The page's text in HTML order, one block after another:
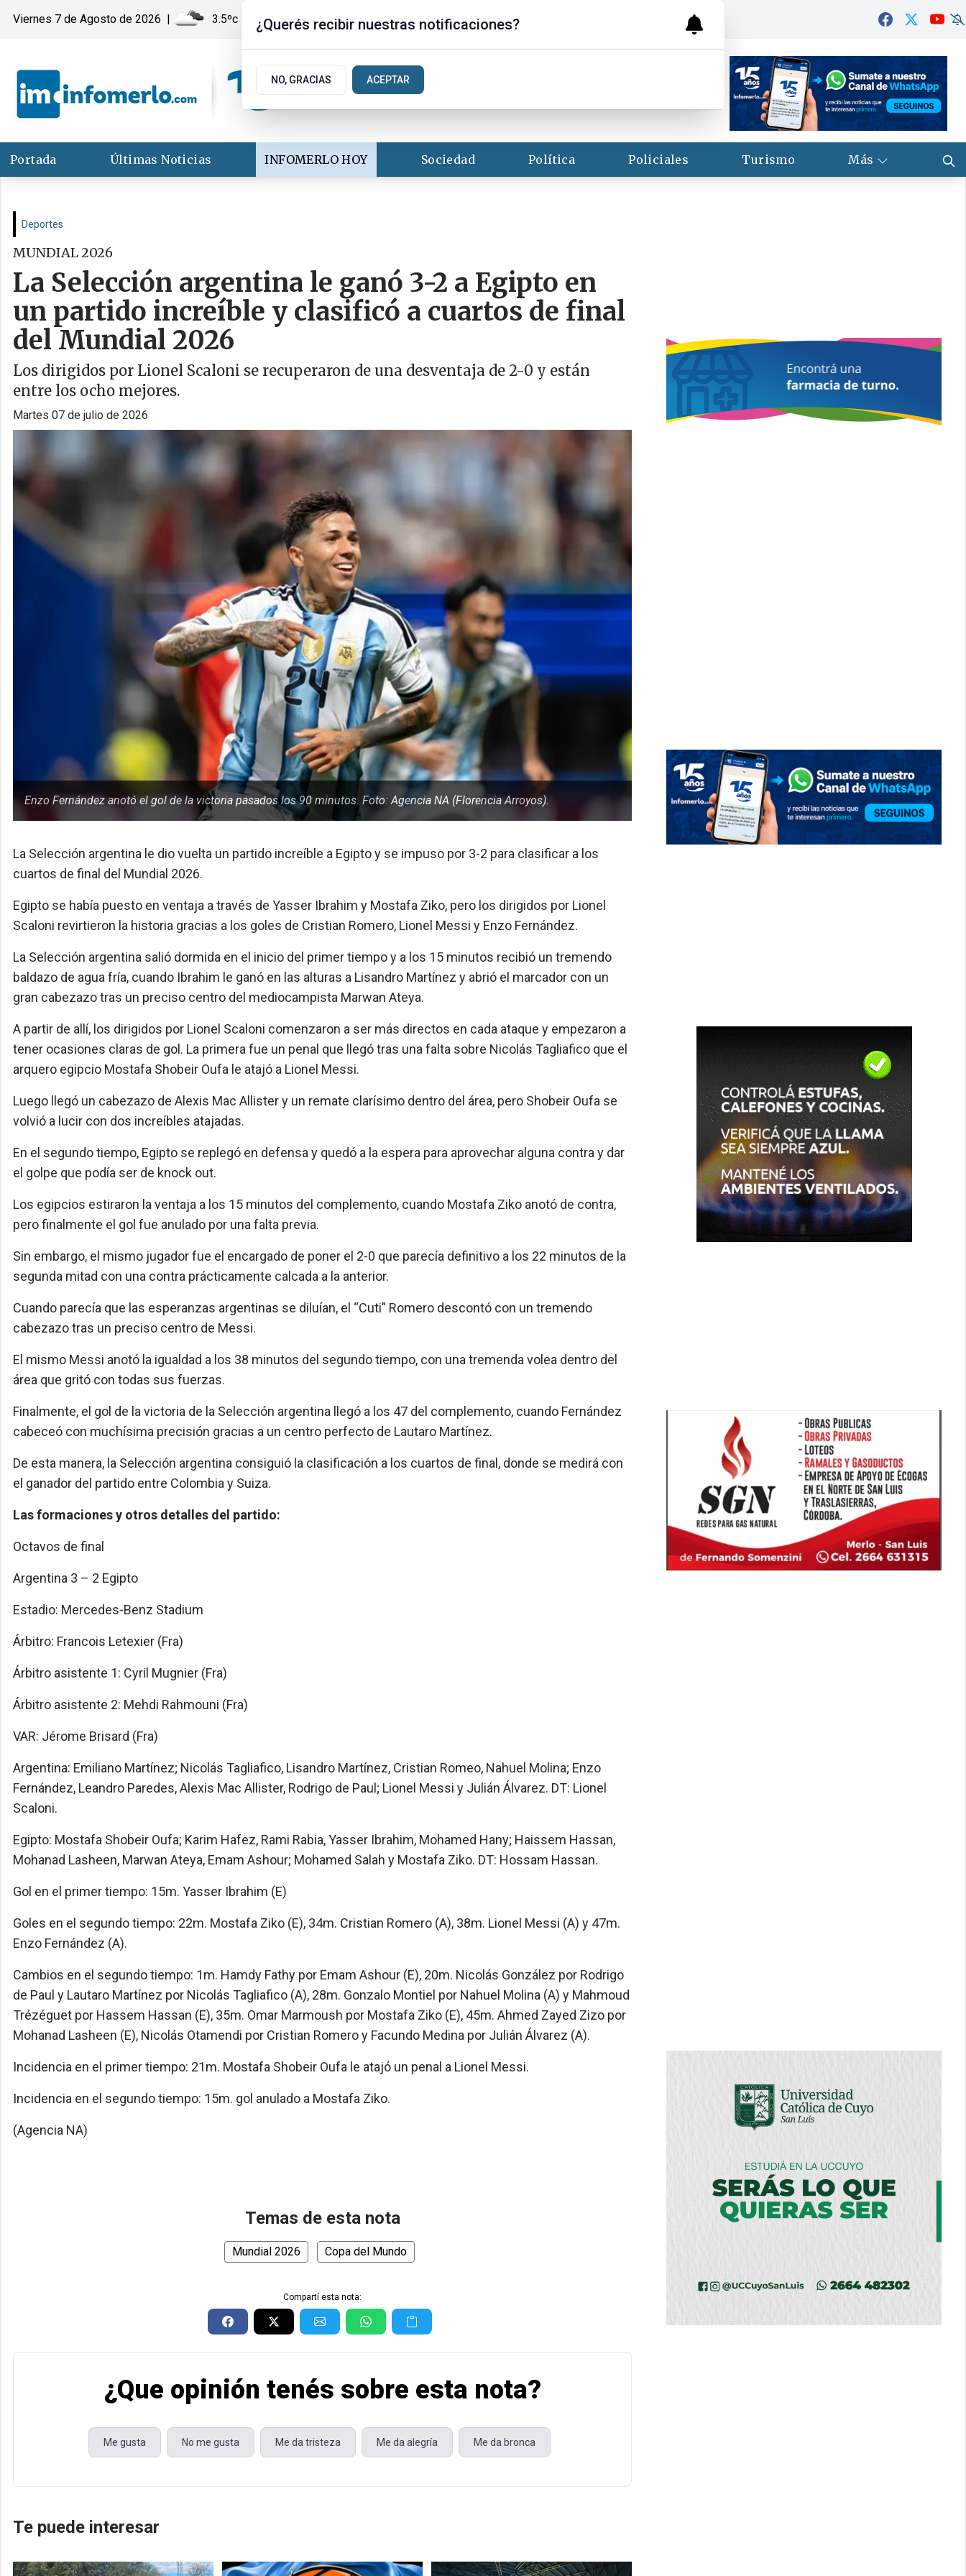
Viernes 7 de Agosto de 2026 | 3.5ºc | Merlo, San Luis
Portada Últimas Noticias INFOMERLO HOY Sociedad Política Policiales Turismo Más
Deportes
MUNDIAL 2026
La Selección argentina le ganó 3-2 a Egipto en
un partido increíble y clasificó a cuartos de final
del Mundial 2026
Los dirigidos por Lionel Scaloni se recuperaron de una desventaja de 2-0 y están
entre los ocho mejores.
martes 07 de julio de 2026
Enzo Fernández anotó el gol de la victoria pasados los 90 minutos. Foto: Agencia NA (Florencia Arroyos).
La Selección argentina le dio vuelta un partido increíble a Egipto y se impuso por 3-2 para clasificar a los
cuartos de final del Mundial 2026.
Egipto se había puesto en ventaja a través de Yasser Ibrahim y Mostafa Ziko, pero los dirigidos por Lionel
Scaloni revirtieron la historia gracias a los goles de Cristian Romero, Lionel Messi y Enzo Fernández.
La Selección argentina salió dormida en el inicio del primer tiempo y a los 15 minutos recibió un tremendo
baldazo de agua fría, cuando Ibrahim le ganó en las alturas a Lisandro Martínez y abrió el marcador con un
gran cabezazo tras un preciso centro del mediocampista Marwan Ateya.
A partir de allí, los dirigidos por Lionel Scaloni comenzaron a ser más directos en cada ataque y empezaron a
tener ocasiones claras de gol. La primera fue un penal que llegó tras una falta sobre Nicolás Tagliafico que el
arquero egipcio Mostafa Shobeir Oufa le atajó a Lionel Messi.
Luego llegó un cabezazo de Alexis Mac Allister y un remate clarísimo dentro del área, pero Shobeir Oufa se
volvió a lucir con dos increíbles atajadas.
En el segundo tiempo, Egipto se replegó en defensa y quedó a la espera para aprovechar alguna contra y dar
el golpe que podía ser de knock out.
Los egipcios estiraron la ventaja a los 15 minutos del complemento, cuando Mostafa Ziko anotó de contra,
pero finalmente el gol fue anulado por una falta previa.
Sin embargo, el mismo jugador fue el encargado de poner el 2-0 que parecía definitivo a los 22 minutos de la
segunda mitad con una contra prácticamente calcada a la anterior.
Cuando parecía que las esperanzas argentinas se diluían, el “Cuti” Romero descontó con un tremendo
cabezazo tras un preciso centro de Messi.
El mismo Messi anotó la igualdad a los 38 minutos del segundo tiempo, con una tremenda volea dentro del
área que gritó con todas sus fuerzas.
Finalmente, el gol de la victoria de la Selección argentina llegó a los 47 del complemento, cuando Fernández
cabeceó con muchísima precisión gracias a un centro perfecto de Lautaro Martínez.
De esta manera, la Selección argentina consiguió la clasificación a los cuartos de final, donde se medirá con
el ganador del partido entre Colombia y Suiza.
Las formaciones y otros detalles del partido:
Octavos de final
Argentina 3 – 2 Egipto
Estadio: Mercedes-Benz Stadium
Árbitro: Francois Letexier (Fra)
Árbitro asistente 1: Cyril Mugnier (Fra)
Árbitro asistente 2: Mehdi Rahmouni (Fra)
VAR: Jérome Brisard (Fra)
Argentina: Emiliano Martínez; Nicolás Tagliafico, Lisandro Martínez, Cristian Romeo, Nahuel Molina; Enzo
Fernández, Leandro Paredes, Alexis Mac Allister, Rodrigo de Paul; Lionel Messi y Julián Álvarez. DT: Lionel
Scaloni.
Egipto: Mostafa Shobeir Oufa; Karim Hafez, Rami Rabia, Yasser Ibrahim, Mohamed Hany; Haissem Hassan,
Mohanad Lasheen, Marwan Ateya, Emam Ashour; Mohamed Salah y Mostafa Ziko. DT: Hossam Hassan.
Gol en el primer tiempo: 15m. Yasser Ibrahim (E)
Goles en el segundo tiempo: 22m. Mostafa Ziko (E), 34m. Cristian Romero (A), 38m. Lionel Messi (A) y 47m.
Enzo Fernández (A).
Cambios en el segundo tiempo: 1m. Hamdy Fathy por Emam Ashour (E), 20m. Nicolás González por Rodrigo
de Paul y Lautaro Martínez por Nicolás Tagliafico (A), 28m. Gonzalo Montiel por Nahuel Molina (A) y Mahmoud
Trézéguet por Hassem Hassan (E), 35m. Omar Marmoush por Mostafa Ziko (E), 45m. Ahmed Zayed Zizo por
Mohanad Lasheen (E), Nicolás Otamendi por Cristian Romero y Facundo Medina por Julián Álvarez (A).
Incidencia en el primer tiempo: 21m. Mostafa Shobeir Oufa le atajó un penal a Lionel Messi.
Incidencia en el segundo tiempo: 15m. gol anulado a Mostafa Ziko.
(Agencia NA)
Temas de esta nota
Mundial 2026 Copa del Mundo
Compartí esta nota:
¿Que opinión tenés sobre esta nota?
Me gusta No me gusta Me da tristeza Me da alegría Me da bronca
Te puede interesar
¿Querés recibir nuestras notificaciones?
NO, GRACIAS ACEPTAR